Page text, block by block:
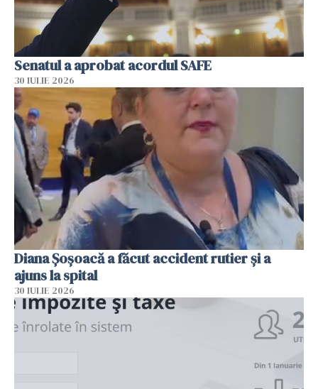
Senatul a aprobat acordul SAFE
30 IULIE 2026
Diana Șoșoacă a făcut accident rutier și a
ajuns la spital
30 IULIE 2026